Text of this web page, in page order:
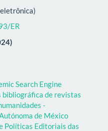
ER
Search Engine
bibliográfica de revistas
-
de México
Políticas Editoriais das